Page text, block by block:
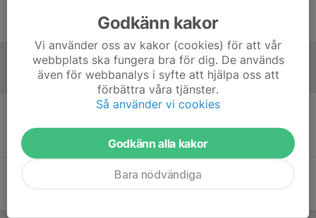
Inför match
Inget skrivet
Godkänn kakor
Vi använder oss av kakor (cookies) för att vår
webbplats ska fungera bra för dig. De används
även för webbanalys i syfte att hjälpa oss att
förbättra våra tjänster.
Så använder vi cookies
Godkänn alla kakor
Bara nödvändiga